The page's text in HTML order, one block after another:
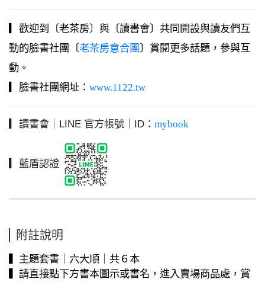
▎歡迎到〔老茶房〕與〔讀書會〕共同開設與讀友們互
動的臉書社團〔老茶房意合團 〕賞閱更多話題，參與互
動。
▎臉書社團網址： www.1122.tw
▎讀書會｜LINE 官方帳號｜ID： mybook
▎藍盾認證
附註說明
▍主題套書｜六大順｜共６本
▍請直接點下方書本圖示或書名，進入賣場商品處，賞